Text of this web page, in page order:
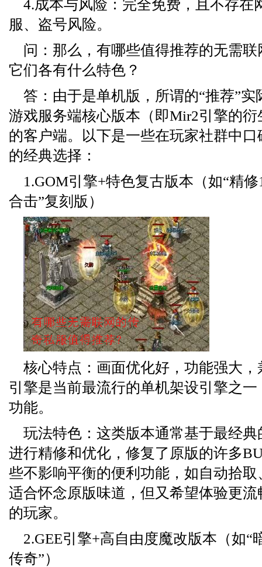
4.成本与风险：完全免费，且不存在
服、盗号风险。
问：那么，有哪些值得推荐的无需
它们各有什么特色？
答：由于是单机版，所谓的“推荐”
游戏服务端核心版本（即Mir2引擎的
的客户端。以下是一些在玩家社群中
的经典选择：
1.GOM引擎+特色复古版本（如“精修
合击”复刻版）
核心特点：画面优化好，功能强大
引擎是当前最流行的单机架设引擎之
功能。
玩法特色：这类版本通常基于最经典
进行精修和优化，修复了原版的许多
些不影响平衡的便利功能，如自动拾
适合怀念原版味道，但又希望体验更
的玩家。
2.GEE引擎+高自由度魔改版本（如“
传奇”）